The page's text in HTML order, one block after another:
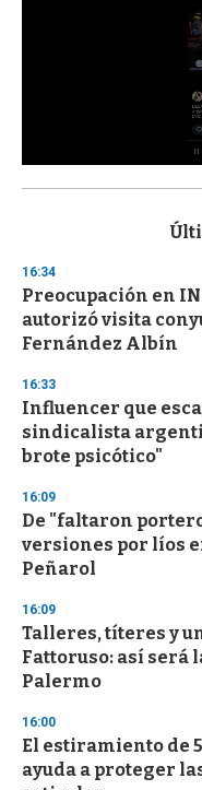
s
d
s
o
f
3
s
e
c
o
n
s
16:34
Preocupación en
autorizó visita
Fernández Albín
16:33
Influencer que
sindicalista
brote psicótico"
16:09
De "faltaron
versiones por líos
Peñarol
16:09
Talleres, títeres y
Fattoruso: así será
Palermo
16:00
El estiramiento de
ayuda a proteger